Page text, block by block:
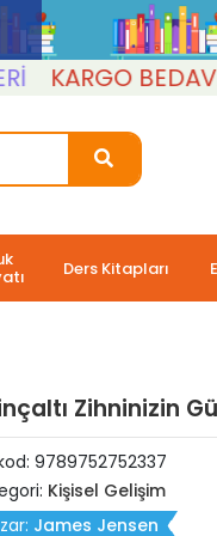
BEDAVA
Ders Kitapları
Zihninizin
9789752752337
Kişisel Gelişim
James Jensen